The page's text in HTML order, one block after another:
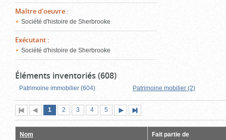
Maître d'oeuvre :
Société d'histoire de Sherbrooke
Exécutant :
Société d'histoire de Sherbrooke
Éléments inventoriés (608)
Patrimoine immobilier (604) Patrimoine mobilier (2)
Première
page
Page
précédente
Page
1 (page
actuelle)
Page
2 Page
3 Page
4 Page
5
suivante
page
Nom Fait partie de